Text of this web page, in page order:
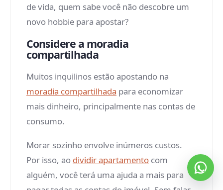
de vida, quem sabe você não descobre um
novo hobbie para apostar?
Considere a moradia
compartilhada
Muitos inquilinos estão apostando na
moradia compartilhada para economizar
mais dinheiro, principalmente nas contas de
consumo.
Morar sozinho envolve inúmeros custos.
Por isso, ao dividir apartamento com
alguém, você terá uma ajuda a mais para